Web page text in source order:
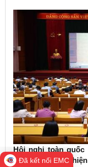
Hội nghị toàn
triển khai thực hiện
Đã kết nối EMC